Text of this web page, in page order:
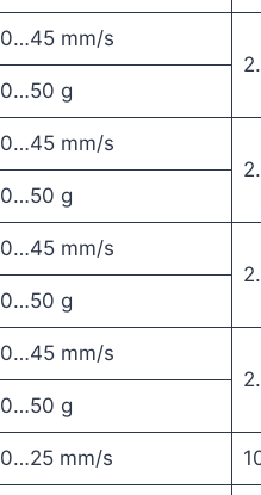
0…45 mm/s
0…50 g
0…45 mm/s
0…50 g
0…45 mm/s
0…50 g
0…45 mm/s
0…50 g
0…25 mm/s